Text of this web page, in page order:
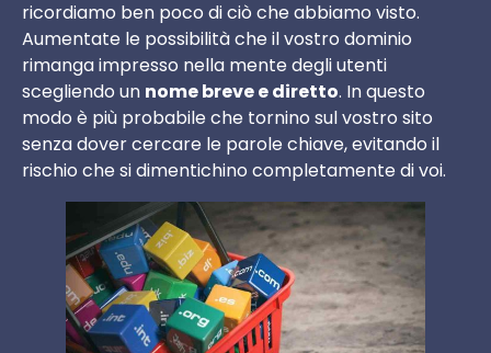
ricordiamo ben poco di ciò che abbiamo visto.
Aumentate le possibilità che il vostro dominio
rimanga impresso nella mente degli utenti
scegliendo un nome breve e diretto. In questo
modo è più probabile che tornino sul vostro sito
senza dover cercare le parole chiave, evitando il
rischio che si dimentichino completamente di voi.